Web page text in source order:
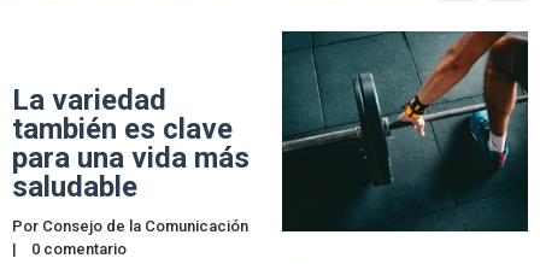
La variedad
también es clave
para una vida más
saludable
Por Consejo de la Comunicación
| 0 comentario